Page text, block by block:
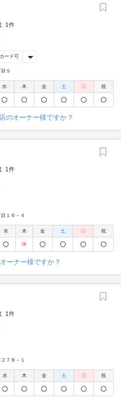
1件
カード可
５
水 木 金 土 日 祝
のオーナー様ですか？
1件
１６－４
水 木 金 土 日 祝
休
ーナー様ですか？
1件
７８－１
水 木 金 土 日 祝